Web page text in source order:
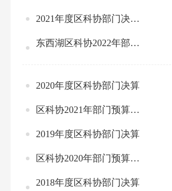
2021年度区科协部门决算公开
东西湖区科协2022年部门预算公开
2020年度区科协部门决算
区科协2021年部门预算公开
2019年度区科协部门决算
区科协2020年部门预算公开
2018年度区科协部门决算